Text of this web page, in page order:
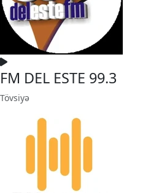
FM DEL ESTE 99.3
Tövsiyə